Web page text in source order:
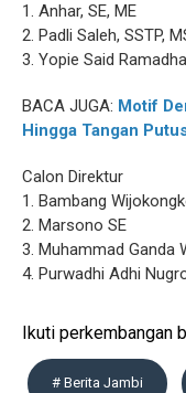
1. Anhar, SE, ME
2. Padli Saleh, SSTP,
3. Yopie Said
BACA JUGA: Motif
Hingga Tangan
Calon Direktur
1. Bambang
2. Marsono SE
3. Muhammad Ganda
4. Purwadhi Adhi
Ikuti perkembangan
# Berita Jambi